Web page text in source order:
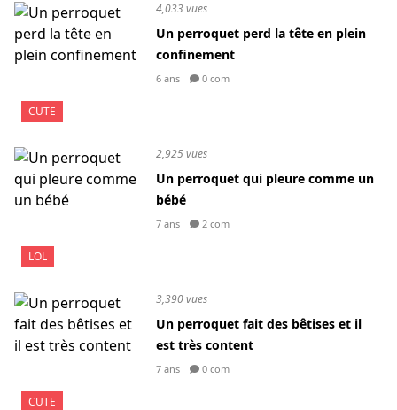
CUTE
4,033 vues
Un perroquet perd la tête en plein
confinement
6 ans 0 com
LOL
2,925 vues
Un perroquet qui pleure comme un
bébé
7 ans 2 com
CUTE
3,390 vues
Un perroquet fait des bêtises et il
est très content
7 ans 0 com